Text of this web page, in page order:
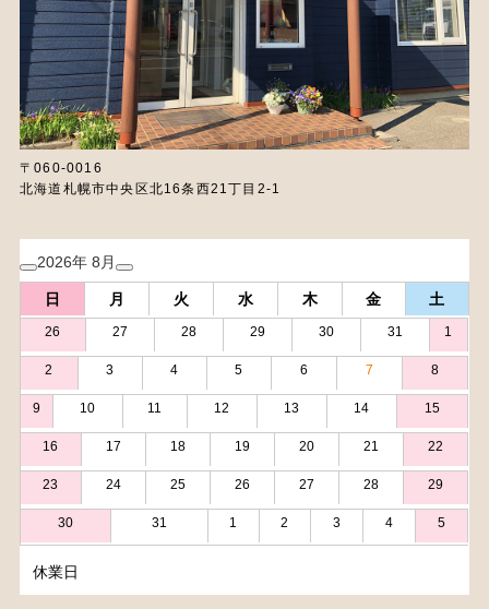
〒060-0016
北海道札幌市中央区北16条西21丁目2-1
2026年 8月
日 月 火 水 木 金 土
26 27 28 29 30 31 1
2 3 4 5 6 7 8
9 10 11 12 13 14 15
16 17 18 19 20 21 22
23 24 25 26 27 28 29
30 31 1 2 3 4 5
休業日